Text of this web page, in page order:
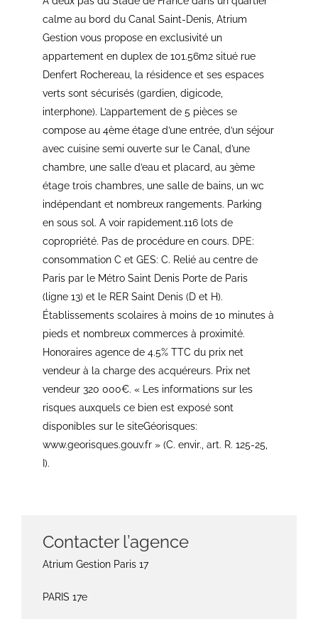
calme au bord du Canal Saint-Denis, Atrium
Gestion vous propose en exclusivité un
appartement en duplex de 101.56m2 situé rue
Denfert Rochereau, la résidence et ses espaces
verts sont sécurisés (gardien, digicode,
interphone). L’appartement de 5 pièces se
compose au 4ème étage d’une entrée, d’un séjour
avec cuisine semi ouverte sur le Canal, d’une
chambre, une salle d’eau et placard, au 3ème
étage trois chambres, une salle de bains, un wc
indépendant et nombreux rangements. Parking
en sous sol. A voir rapidement.116 lots de
copropriété. Pas de procédure en cours. DPE:
consommation C et GES: C. Relié au centre de
Paris par le Métro Saint Denis Porte de Paris
(ligne 13) et le RER Saint Denis (D et H).
Établissements scolaires à moins de 10 minutes à
pieds et nombreux commerces à proximité.
Honoraires agence de 4.5% TTC du prix net
vendeur à la charge des acquéreurs. Prix net
vendeur 320 000€. « Les informations sur les
risques auxquels ce bien est exposé sont
disponibles sur le siteGéorisques:
www.georisques.gouv.fr » (C. envir., art. R. 125-25,
I).
Contacter l’agence
Atrium Gestion Paris 17
PARIS 17e